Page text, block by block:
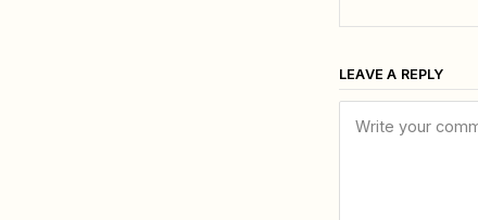
LEAVE A REPLY